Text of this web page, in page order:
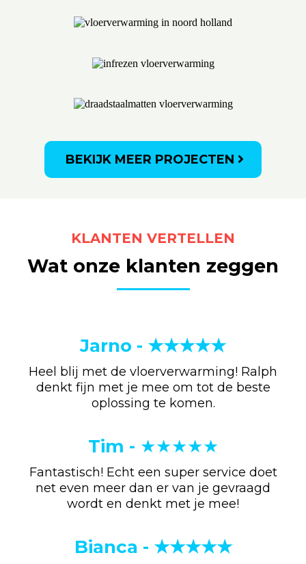
BEKIJK MEER PROJECTEN
KLANTEN VERTELLEN
Wat onze klanten zeggen
Jarno - ★★★★★
Heel blij met de vloerverwarming! Ralph
denkt fijn met je mee om tot de beste
oplossing te komen.
Tim - ★★★★★
Fantastisch! Echt een super service doet
net even meer dan er van je gevraagd
wordt en denkt met je mee!
Bianca - ★★★★★